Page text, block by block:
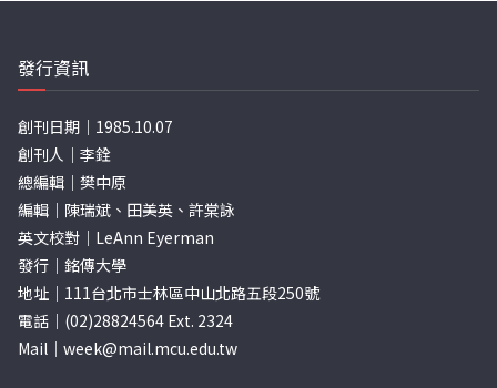
發行資訊
創刊日期｜1985.10.07
創刊人｜李銓
總編輯｜樊中原
編輯｜陳瑞斌、田美英、許棠詠
英文校對｜LeAnn Eyerman
發行｜銘傳大學
地址｜111台北市士林區中山北路五段250號
電話｜(02)28824564 Ext. 2324
Mail｜ week@mail.mcu.edu.tw